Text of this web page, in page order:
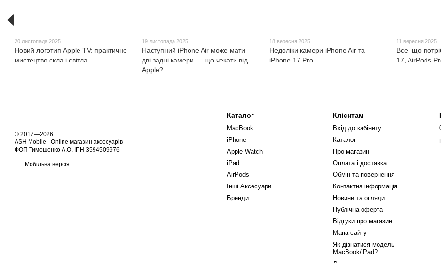
20 листопада 2025
Новий логотип Apple TV: практичне
мистецтво скла і світла
19 листопада 2025
Наступний iPhone Air може мати
дві задні камери — що чекати від
Apple?
18 вересня 2025
Недоліки камери iPhone Air та
iPhone 17 Pro
11 вересня 2025
Все, що
17, AirPods
© 2017—2026
ASH Mobile - Online магазин аксесуарів
ФОП Тимошенко А.О. ІПН 3594509976
Мобільна версія
Каталог
MacBook
iPhone
Apple Watch
iPad
AirPods
Інші Аксесуари
Бренди
Клієнтам
Вхід до кабінету
Каталог
Про магазин
Оплата і доставка
Обмін та повернення
Контактна інформація
Новини та огляди
Публічна оферта
Відгуки про магазин
Мапа сайту
Як дізнатися модель
MacBook/iPad?